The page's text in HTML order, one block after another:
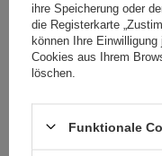
ihre Speicherung oder
die Registerkarte
können Ihre
Cookies aus Ihrem
löschen.
Funktionale